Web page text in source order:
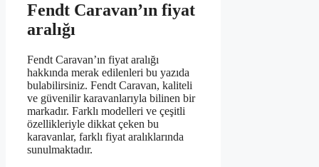
Fendt Caravan’ın fiyat
aralığı
Fendt Caravan’ın fiyat aralığı
hakkında merak edilenleri bu yazıda
bulabilirsiniz. Fendt Caravan, kaliteli
ve güvenilir karavanlarıyla bilinen bir
markadır. Farklı modelleri ve çeşitli
özellikleriyle dikkat çeken bu
karavanlar, farklı fiyat aralıklarında
sunulmaktadır.